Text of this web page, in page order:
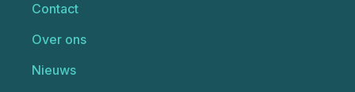
Contact
Over ons
Nieuws